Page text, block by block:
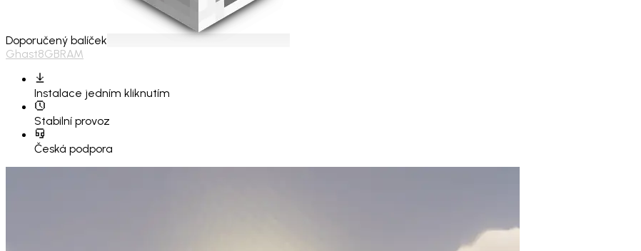
Doporučený balíček
Ghast8GBRAM
Instalace jedním kliknutím
Stabilní provoz
Česká podpora